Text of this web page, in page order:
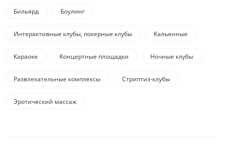
Бильярд Боулинг
Интерактивные клубы, покерные клубы Кальянные
Караоке Концертные площадки Ночные клубы
Развлекательные комплексы Стриптиз-клубы
Эротический массаж